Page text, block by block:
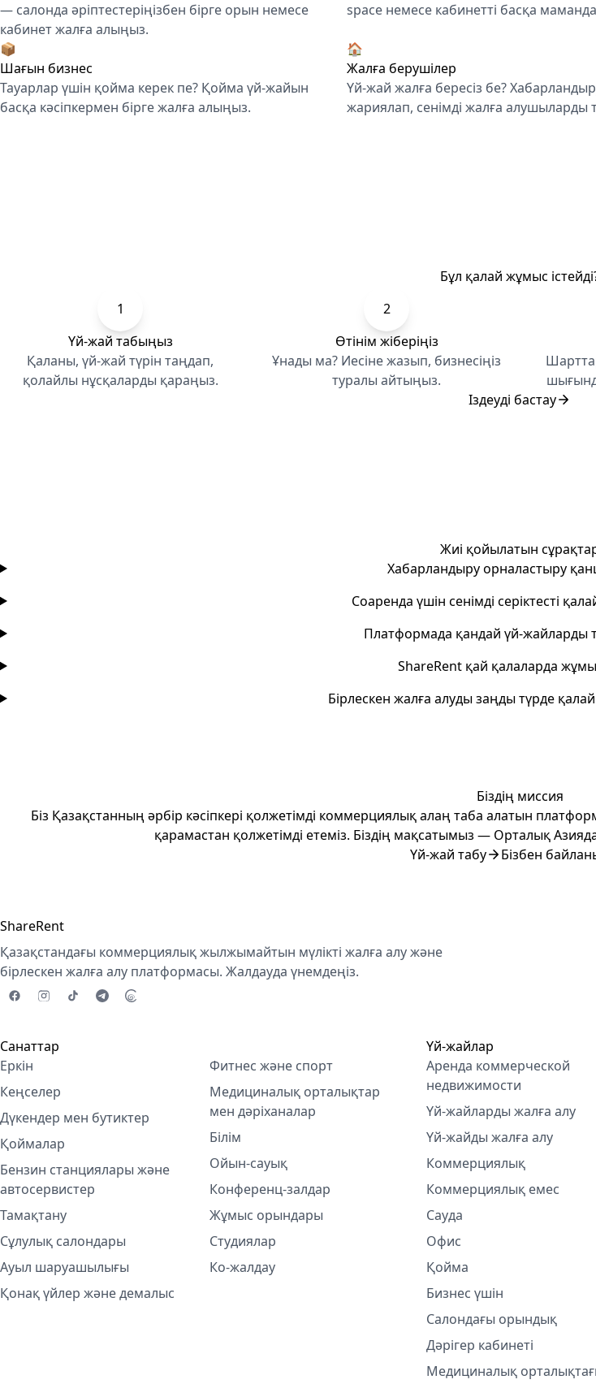
— салонда әріптестеріңізбен бірге орын немесе
кабинет жалға алыңыз.
space немесе кабинетті басқа
📦
Шағын бизнес
Тауарлар үшін қойма керек пе? Қойма үй-жайын
басқа кәсіпкермен бірге жалға алыңыз.
🏠
Жалға берушілер
Үй-жай жалға бересіз бе?
жариялап, сенімді жалға алушыларды
Бұл қалай жұмыс
1
Үй-жай табыңыз
Қаланы, үй-жай түрін таңдап,
қолайлы нұсқаларды қараңыз.
2
Өтінім жіберіңіз
Ұнады ма? Иесіне жазып, бизнесіңіз
туралы айтыңыз.
Іздеуді бастау
Жиі қойылатын
Хабарландыру орналастыру
Соаренда үшін сенімді серіктесті
Платформада қандай үй-жайларды
ShareRent қай қалаларда
Бірлескен жалға алуды заңды түрде
Біздің миссия
Біз Қазақстанның әрбір кәсіпкері қолжетімді коммерциялық алаң таба алатын
қарамастан қолжетімді етеміз. Біздің мақсатымыз — Орталық
Үй-жай табу
Бізбен
ShareRent
Қазақстандағы коммерциялық жылжымайтын мүлікті жалға алу және
бірлескен жалға алу платформасы. Жалдауда үнемдеңіз.
Санаттар
Еркін
Кеңселер
Дүкендер мен бутиктер
Қоймалар
Бензин станциялары және
автосервистер
Тамақтану
Сұлулық салондары
Ауыл шаруашылығы
Қонақ үйлер және демалыс
Фитнес және спорт
Медициналық орталықтар
мен дәріханалар
Білім
Ойын-сауық
Конференц-залдар
Жұмыс орындары
Студиялар
Ко-жалдау
Үй-жайлар
Аренда коммерческой
недвижимости
Үй-жайларды жалға алу
Үй-жайды жалға алу
Коммерциялық
Коммерциялық емес
Сауда
Офис
Қойма
Бизнес үшін
Салондағы орындық
Дәрігер кабинеті
Медициналық